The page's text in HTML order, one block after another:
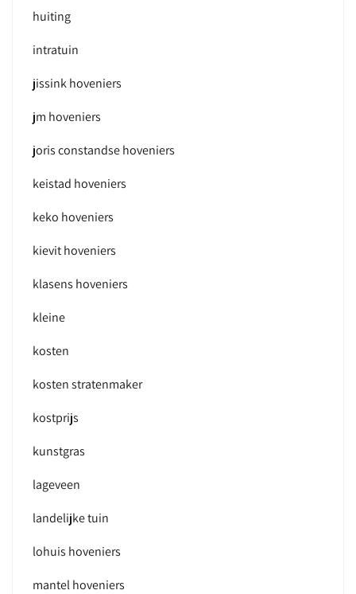
huiting
intratuin
jissink hoveniers
jm hoveniers
joris constandse hoveniers
keistad hoveniers
keko hoveniers
kievit hoveniers
klasens hoveniers
kleine
kosten
kosten stratenmaker
kostprijs
kunstgras
lageveen
landelijke tuin
lohuis hoveniers
mantel hoveniers